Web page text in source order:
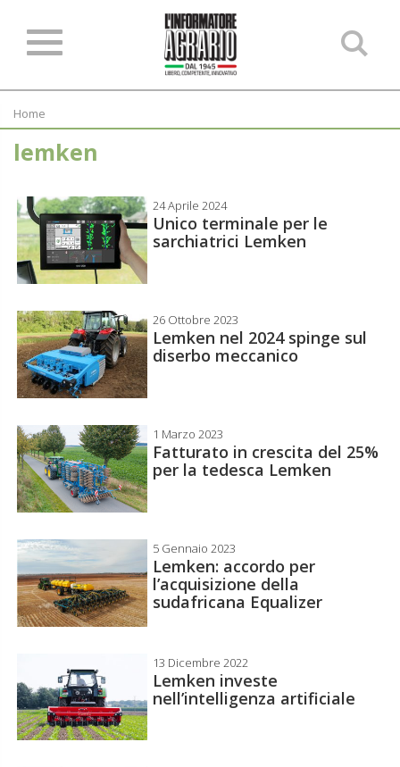
Home
lemken
24 Aprile 2024
Unico terminale per le
sarchiatrici Lemken
26 Ottobre 2023
Lemken nel 2024 spinge sul
diserbo meccanico
1 Marzo 2023
Fatturato in crescita del 25%
per la tedesca Lemken
5 Gennaio 2023
Lemken: accordo per
l’acquisizione della
sudafricana Equalizer
13 Dicembre 2022
Lemken investe
nell’intelligenza artificiale